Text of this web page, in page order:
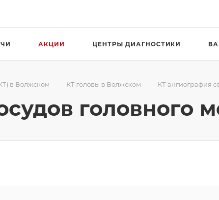
АКЦИИ ЦЕНТРЫ ДИАГНОСТИКИ
в Волжском — КТ головы в Волжском — КТ ангиография
головного